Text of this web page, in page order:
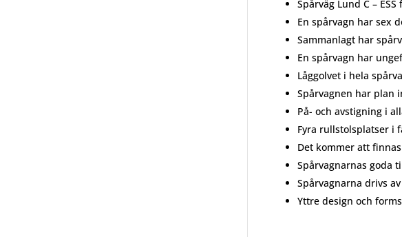
Spårväg Lund C –
En spårvagn har sex
Sammanlagt har
En spårvagn har
Låggolvet i hela
Spårvagnen har plan
På- och avstigning i
Fyra rullstolsplatser i
Det kommer att
Spårvagnarnas goda
Spårvagnarna drivs
Yttre design och